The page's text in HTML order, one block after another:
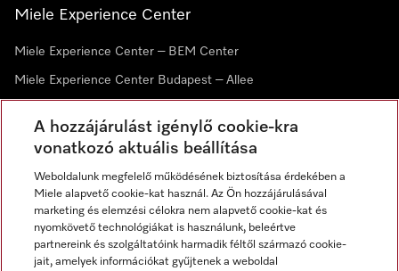
Miele Experience Center
Miele Experience Center – BEM Center
Miele Experience Center Budapest – Allee
Hírlevél
A hozzájárulást igénylő cookie-kra
vonatkozó aktuális beállítása
Weboldalunk megfelelő működésének biztosítása érdekében a
Miele alapvető cookie-kat használ. Az Ön hozzájárulásával
marketing és elemzési célokra nem alapvető cookie-kat és
nyomkövető technológiákat is használunk, beleértve
partnereink és szolgáltatóink harmadik féltől származó cookie-
jait, amelyek információkat gyűjtenek a weboldal